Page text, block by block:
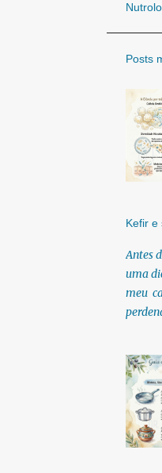
Posts
Kefir e
Antes
uma
meu
Para